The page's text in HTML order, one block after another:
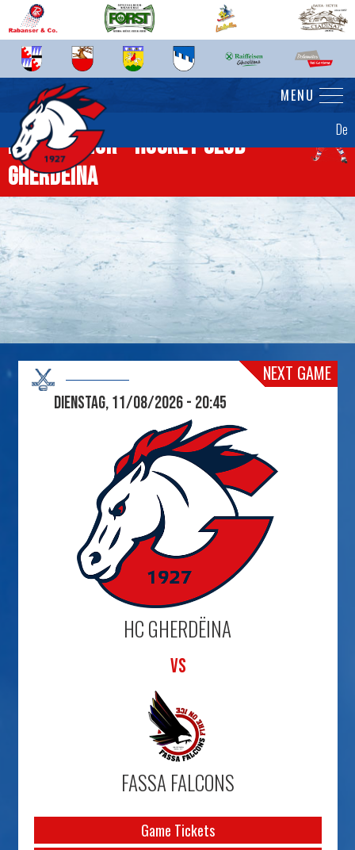
De
MENU
News Senior - Hockey Club
Gherdëina
NEXT GAME
Dienstag, 11/08/2026 - 20:45
HC GHERDËINA
VS
FASSA FALCONS
Game Tickets